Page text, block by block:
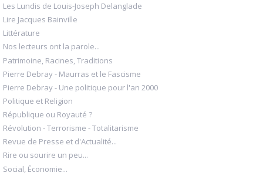
Les Lundis de Louis-Joseph Delanglade
Lire Jacques Bainville
Littérature
Nos lecteurs ont la parole...
Patrimoine, Racines, Traditions
Pierre Debray - Maurras et le Fascisme
Pierre Debray - Une politique pour l'an 2000
Politique et Religion
République ou Royauté ?
Révolution - Terrorisme - Totalitarisme
Revue de Presse et d'Actualité...
Rire ou sourire un peu...
Social, Économie...